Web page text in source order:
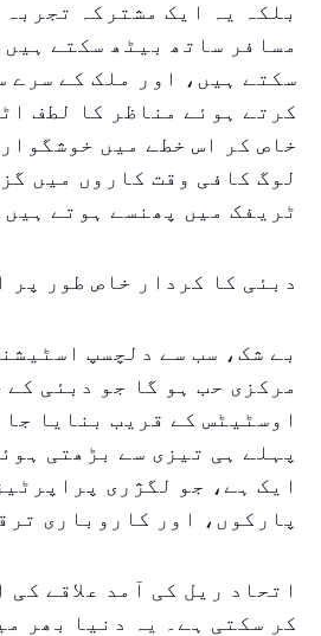
بلکہ یہ ایک مشترکہ تجربہ
مسافر ساتھ بیٹھ سکتے
سکتے ہیں، اور ملک کے سرے
کرتے ہوئے مناظر کا لطف
خاص کر اس خطے میں
لوگ کافی وقت کاروں میں
ٹریفک میں پھنسے ہوتے ہیں۔
دبئی کا کردار خاص طور پر
بے شک، سب سے دلچسپ
مرکزی حب ہو گا جو دبئی
اوسٹیٹس کے قریب بنایا جا
پہلے ہی تیزی سے بڑھتی
ایک ہے، جو لگژری
پارکوں، اور کاروباری
اتحاد ریل کی آمد علاقے کی
کر سکتی ہے۔ یہ دنیا بھر